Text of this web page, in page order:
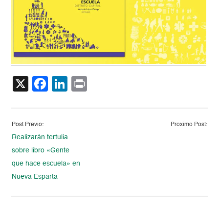
X Facebook
LinkedIn
Post Previo:
Realizarán tertulia
sobre libro «Gente
que hace escuela» en
Nueva Esparta
Proximo Post: